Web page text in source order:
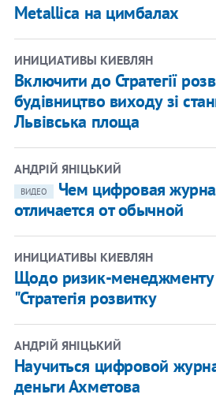
Metallica на цимбалах
ИНИЦИАТИВЫ КИЕВЛЯН
Включити до Стратегії
будівництво виходу зі
Львівська площа
АНДРІЙ ЯНІЦЬКИЙ
ВИДЕО
Чем цифровая
отличается от обычной
ИНИЦИАТИВЫ КИЕВЛЯН
Щодо ризик-менеджменту
"Стратегія розвитку
АНДРІЙ ЯНІЦЬКИЙ
Научиться цифровой
деньги Ахметова